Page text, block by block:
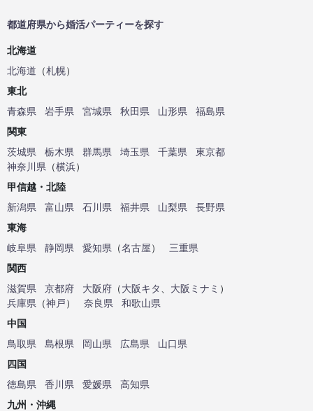
都道府県から婚活パーティーを探す
北海道
北海道 （札幌）
東北
青森県
岩手県 宮城県 秋田県 山形県
福島県
関東
茨城県
栃木県 群馬県 埼玉県 千葉県
東京都
神奈川県 （横浜）
甲信越・北陸
新潟県
富山県 石川県 福井県 山梨県
長野県
東海
岐阜県
静岡県 愛知県 （名古屋）
三重県
関西
滋賀県
京都府 大阪府 （大阪キタ 大阪ミナミ ）
兵庫県 （神戸） 奈良県
和歌山県
中国
鳥取県
島根県 岡山県 広島県
山口県
四国
徳島県
香川県 愛媛県
高知県
九州・沖縄